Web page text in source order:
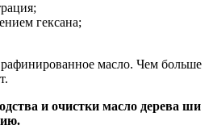
гексана;
масло. Чем больше
и очистки масло дерева ши